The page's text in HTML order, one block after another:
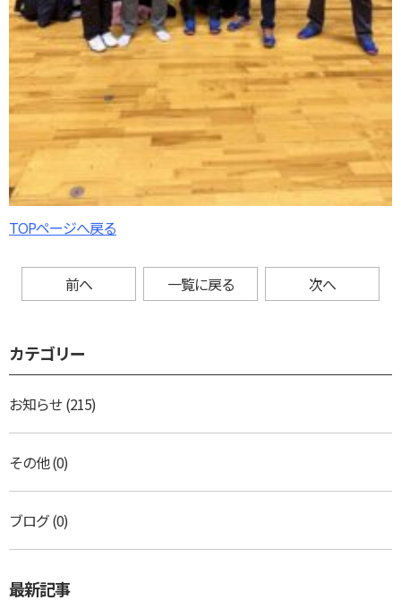
TOPページへ戻る
前へ 一覧に戻る 次へ
カテゴリー
お知らせ(215)
その他(0)
ブログ(0)
最新記事